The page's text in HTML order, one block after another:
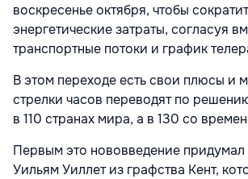
воскресенье октября, чтобы
энергетические затраты, согласуя
транспортные потоки и график
В этом переходе есть свои плюсы и
стрелки часов переводят по
в 110 странах мира, а в 130 со
Первым это нововведение придумал
Уильям Уиллет из графства Кент,